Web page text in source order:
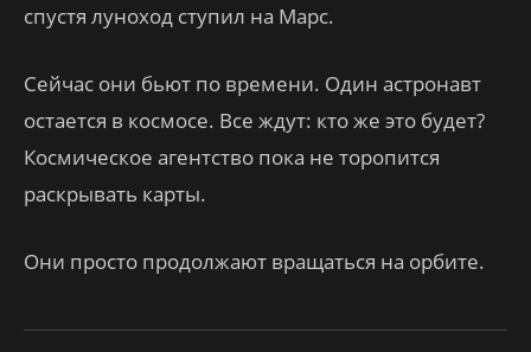
спустя луноход ступил на Марс.
Сейчас они бьют по времени. Один астронавт
остается в космосе. Все ждут: кто же это будет?
Космическое агентство пока не торопится
раскрывать карты.
Они просто продолжают вращаться на орбите.